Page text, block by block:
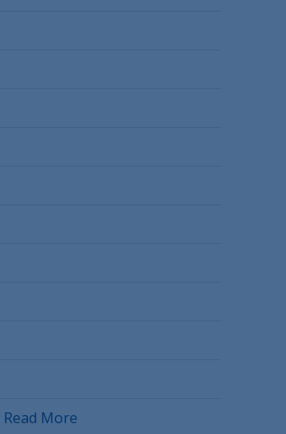
Read More